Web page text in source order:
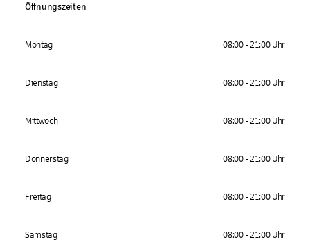
Öffnungszeiten
Montag 08:00 - 21:00 Uhr
Dienstag 08:00 - 21:00 Uhr
Mittwoch 08:00 - 21:00 Uhr
Donnerstag 08:00 - 21:00 Uhr
Freitag 08:00 - 21:00 Uhr
Samstag 08:00 - 21:00 Uhr